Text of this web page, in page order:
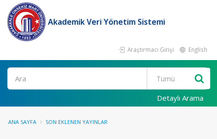
Akademik Veri Yönetim Sistemi
Araştırmacı Girişi English
Ara
Detaylı Arama
ANA SAYFA SON EKLENEN YAYINLAR